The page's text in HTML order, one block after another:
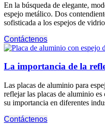
En la búsqueda de elegante,
espejo metálico. Dos
sofisticada a los espejos de
Contáctenos
La importancia de la
Las placas de aluminio para
reflejar las placas de aluminio
su importancia en diferentes
Contáctenos